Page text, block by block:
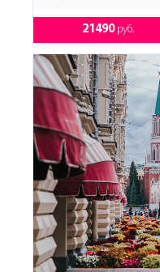
21490руб.